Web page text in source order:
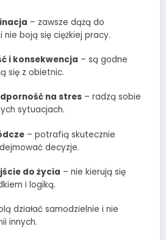
– zawsze dążą do
boją się ciężkiej pracy.
i konsekwencja – są godne
się z obietnic.
na stres – radzą sobie
sytuacjach.
– potrafią skutecznie
decyzje.
do życia – nie kierują się
i logiką.
działać samodzielnie i nie
innych.